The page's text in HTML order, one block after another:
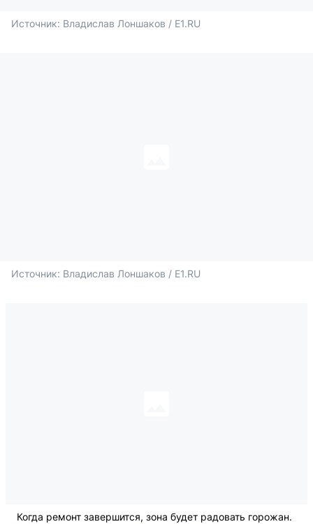
Источник: Владислав Лоншаков / E1.RU
Источник: Владислав Лоншаков / E1.RU
Когда ремонт завершится, зона будет радовать горожан.